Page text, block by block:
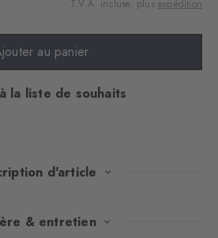
T.V.A. incluse, plus expédition
au panier
à la liste de souhaits
d'article
allient une structure gaufrée
& entretien